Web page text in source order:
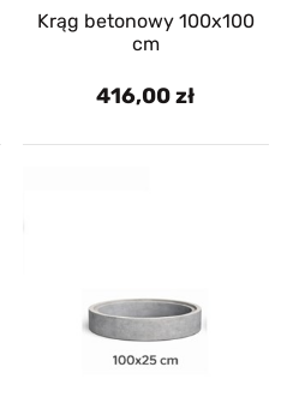
Krąg betonowy 100x100
cm
416,00